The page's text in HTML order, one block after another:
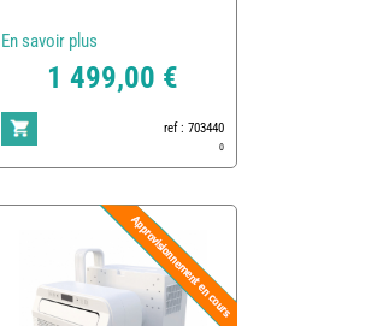
En savoir plus
1 499,00 €
ref : 703440
0